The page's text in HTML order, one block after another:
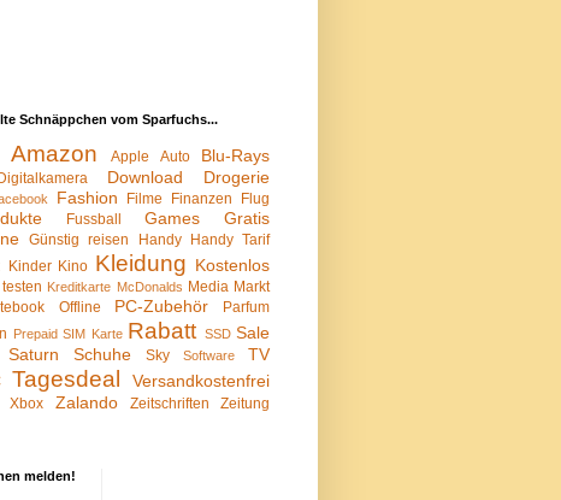
Schnäppchen vom Sparfuchs...
Amazon Apple Auto
Blu-Rays
Digitalkamera Download
Drogerie
Fashion Filme Finanzen Flug
Fussball Games
Gratis
Günstig reisen Handy Handy Tarif
Kinder Kino Kleidung Kostenlos
Kreditkarte McDonalds Media Markt
Offline PC-Zubehör
Parfum
Prepaid SIM Karte Rabatt SSD Sale
Saturn Schuhe Sky Software
TV
Tagesdeal
Versandkostenfrei
Xbox Zalando Zeitschriften
Zeitung
melden!